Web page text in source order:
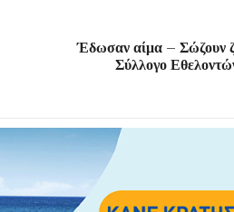
Έδωσαν αίμα – Σώζουν
Σύλλογο